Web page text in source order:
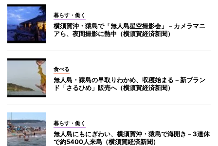
暮らす・働く
横須賀沖・猿島で「無人島星空撮影会」－カメラマニ
アら、夜間撮影に熱中（横須賀経済新聞）
食べる
無人島・猿島の早取りわかめ、収穫始まる－新ブラン
ド「さるひめ」販売へ（横須賀経済新聞）
暮らす・働く
無人島にもにぎわい、横須賀沖・猿島で海開き－3連休
で約5400人来島（横須賀経済新聞）